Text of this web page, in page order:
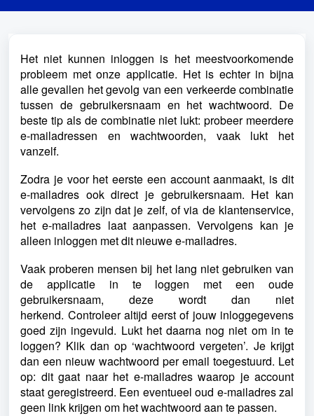
Het niet kunnen inloggen is het meestvoorkomende
probleem met onze applicatie. Het is echter in bijna
alle gevallen het gevolg van een verkeerde combinatie
tussen de gebruikersnaam en het wachtwoord. De
beste tip als de combinatie niet lukt: probeer meerdere
e-mailadressen en wachtwoorden, vaak lukt het
vanzelf.
Zodra je voor het eerste een account aanmaakt, is dit
e-mailadres ook direct je gebruikersnaam. Het kan
vervolgens zo zijn dat je zelf, of via de klantenservice,
het e-mailadres laat aanpassen. Vervolgens kan je
alleen inloggen met dit nieuwe e-mailadres.
Vaak proberen mensen bij het lang niet gebruiken van
de applicatie in te loggen met een oude
gebruikersnaam, deze wordt dan niet
herkend. Controleer altijd eerst of jouw inloggegevens
goed zijn ingevuld. Lukt het daarna nog niet om in te
loggen? Klik dan op ‘wachtwoord vergeten’. Je krijgt
dan een nieuw wachtwoord per email toegestuurd. Let
op: dit gaat naar het e-mailadres waarop je account
staat geregistreerd. Een eventueel oud e-mailadres zal
geen link krijgen om het wachtwoord aan te passen.